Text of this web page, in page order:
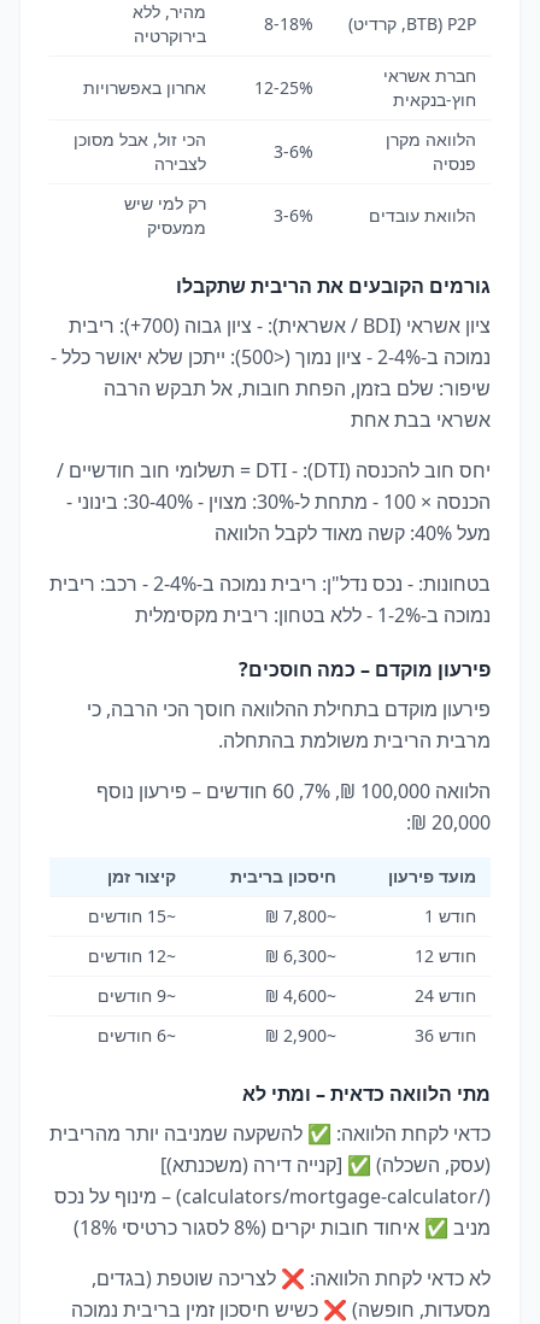
P2P (BTB, קרדיט) 8-18%
מהיר, ללא
בירוקרטיה
חברת אשראי
חוץ-בנקאית
12-25% אחרון באפשרויות
הלוואה מקרן
פנסיה
3-6%
הכי זול, אבל מסוכן
לצבירה
הלוואת עובדים 3-6%
רק למי שיש
ממעסיק
גורמים הקובעים את הריבית שתקבלו
ציון אשראי (BDI / אשראית): - ציון גבוה (700+): ריבית
נמוכה ב-2-4% - ציון נמוך (<500): ייתכן שלא יאושר כלל -
שיפור: שלם בזמן, הפחת חובות, אל תבקש הרבה
אשראי בבת אחת
יחס חוב להכנסה (DTI): - DTI = תשלומי חוב חודשיים /
הכנסה × 100 - מתחת ל-30%: מצוין - 30-40%: בינוני -
מעל 40%: קשה מאוד לקבל הלוואה
בטחונות: - נכס נדל"ן: ריבית נמוכה ב-2-4% - רכב: ריבית
נמוכה ב-1-2% - ללא בטחון: ריבית מקסימלית
פירעון מוקדם – כמה חוסכים?
פירעון מוקדם בתחילת ההלוואה חוסך הכי הרבה, כי
מרבית הריבית משולמת בהתחלה.
הלוואה 100,000 ₪, 7%, 60 חודשים – פירעון נוסף
20,000 ₪:
מועד פירעון חיסכון בריבית
קיצור זמן
חודש 1
~7,800 ₪
~15 חודשים
חודש 12
~6,300 ₪
~12 חודשים
חודש 24
~4,600 ₪
~9 חודשים
חודש 36
~2,900 ₪ ~6 חודשים
מתי הלוואה כדאית – ומתי לא
כדאי לקחת הלוואה: ✅ להשקעה שמניבה יותר מהריבית
(עסק, השכלה) ✅ [קנייה דירה (משכנתא)]
(/calculators/mortgage-calculator) – מינוף על נכס
מניב ✅ איחוד חובות יקרים (8% לסגור כרטיסי 18%)
לא כדאי לקחת הלוואה: ❌ לצריכה שוטפת (בגדים,
מסעדות, חופשה) ❌ כשיש חיסכון זמין בריבית נמוכה